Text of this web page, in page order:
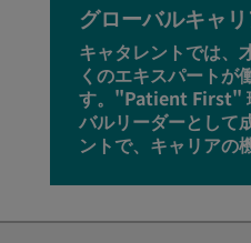
グローバルキャ
キャタレントでは、
くのエキスパートが
す。"Patient First"
バルリーダーとして
ントで、キャリアの